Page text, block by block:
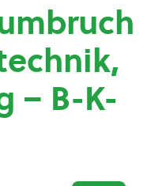
– B-K-